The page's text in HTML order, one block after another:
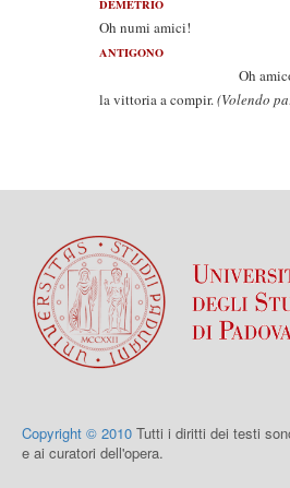
DEMETRIO
Oh numi amici!
ANTIGONO
Oh amico ciel!
la vittoria a compir.(Volendo
Copyright © 2010 Tutti i diritti dei testi
e ai curatori dell'opera.